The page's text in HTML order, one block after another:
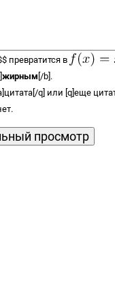
превратится в
жирным [/b].
q] или [q]еще